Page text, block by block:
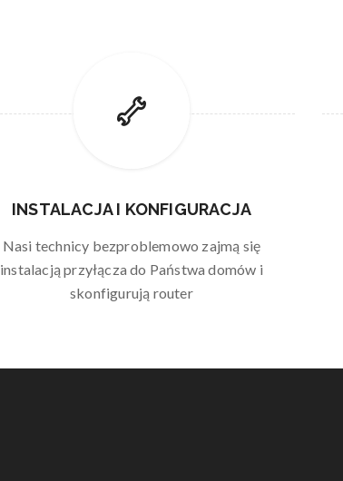
INSTALACJA I KONFIGURACJA
Nasi technicy bezproblemowo zajmą się
instalacją przyłącza do Państwa domów i
skonfigurują router